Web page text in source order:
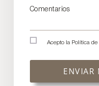
Comentarios
Acepto la Política de
ENVIAR